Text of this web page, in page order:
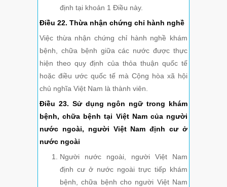
định tại khoản 1 Điều này.
Điều 22. Thừa nhận chứng chỉ hành nghề
Việc thừa nhận chứng chỉ hành nghề khám
bệnh, chữa bệnh giữa các nước được thực
hiện theo quy định của thỏa thuận quốc tế
hoặc điều ước quốc tế mà Cộng hòa xã hội
chủ nghĩa Việt Nam là thành viên.
Điều 23. Sử dụng ngôn ngữ trong khám
bệnh, chữa bệnh tại Việt Nam của người
nước ngoài, người Việt Nam định cư ở
nước ngoài
Người nước ngoài, người Việt Nam
định cư ở nước ngoài trực tiếp khám
bệnh, chữa bệnh cho người Việt Nam